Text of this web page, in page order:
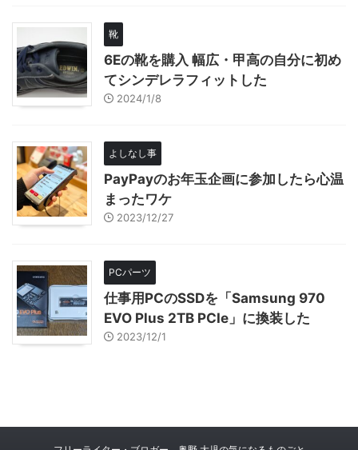
靴
6Eの靴を購入 幅広・甲高の自分に初め
てシンデレラフィットした
2024/1/8
よしなし事
PayPayのお年玉企画に参加したら心温
まったワケ
2023/12/27
PCパーツ
仕事用PCのSSDを「Samsung 970
EVO Plus 2TB PCIe」に換装した
2023/12/1